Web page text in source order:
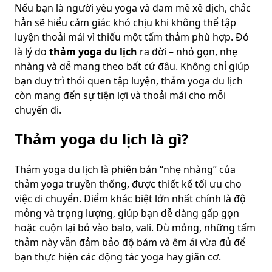
Nếu bạn là người yêu yoga và đam mê xê dịch, chắc
hẳn sẽ hiểu cảm giác khó chịu khi không thể tập
luyện thoải mái vì thiếu một tấm thảm phù hợp. Đó
là lý do thảm yoga du lịch ra đời – nhỏ gọn, nhẹ
nhàng và dễ mang theo bất cứ đâu. Không chỉ giúp
bạn duy trì thói quen tập luyện, thảm yoga du lịch
còn mang đến sự tiện lợi và thoải mái cho mỗi
chuyến đi.
Thảm yoga du lịch là gì?
Thảm yoga du lịch là phiên bản “nhẹ nhàng” của
thảm yoga truyền thống, được thiết kế tối ưu cho
việc di chuyển. Điểm khác biệt lớn nhất chính là độ
mỏng và trọng lượng, giúp bạn dễ dàng gấp gọn
hoặc cuộn lại bỏ vào balo, vali. Dù mỏng, những tấm
thảm này vẫn đảm bảo độ bám và êm ái vừa đủ để
bạn thực hiện các động tác yoga hay giãn cơ.